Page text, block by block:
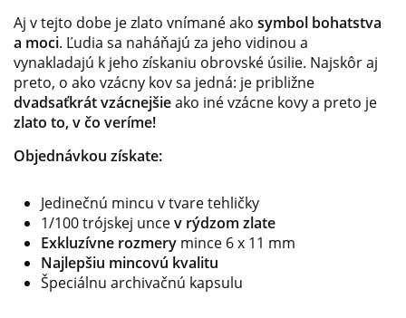
Aj v tejto dobe je zlato vnímané ako symbol bohatstva
a moci. Ľudia sa naháňajú za jeho vidinou a
vynakladajú k jeho získaniu obrovské úsilie. Najskôr aj
preto, o ako vzácny kov sa jedná: je približne
dvadsaťkrát vzácnejšieako iné vzácne kovy a preto je
zlato to, v čo veríme!
Objednávkou získate:
Jedinečnú mincu v tvare tehličky
1/100 trójskej uncev rýdzom zlate
Exkluzívne rozmery mince 6 x 11 mm
Najlepšiu mincovú kvalitu
Špeciálnu archivačnú kapsulu